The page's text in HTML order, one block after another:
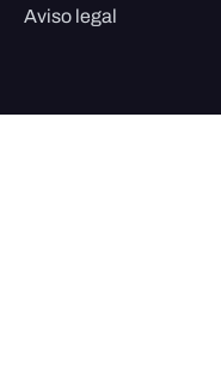
Aviso legal